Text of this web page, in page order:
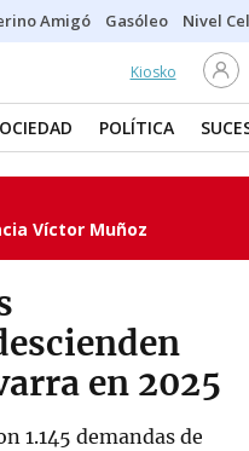
Amigó Gasóleo Nivel
Kiosko
POLÍTICA
Víctor Muñoz
en 2025
1.145 demandas de